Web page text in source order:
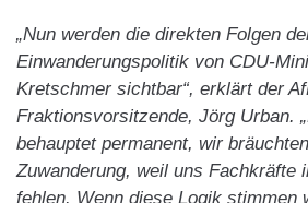
„Nun werden die direkten Folgen
Einwanderungspolitik von CDU-
Kretschmer sichtbar“, erklärt der
Fraktionsvorsitzende, Jörg Urban.
behauptet permanent, wir
Zuwanderung, weil uns Fachkräfte
fehlen. Wenn diese Logik stimmen